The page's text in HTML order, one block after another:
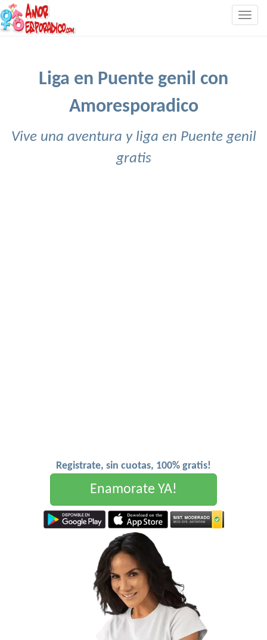
Liga en Puente genil con
Amoresporadico
Vive una aventura y liga en Puente genil
gratis
Registrate, sin cuotas, 100% gratis!
Enamorate YA!